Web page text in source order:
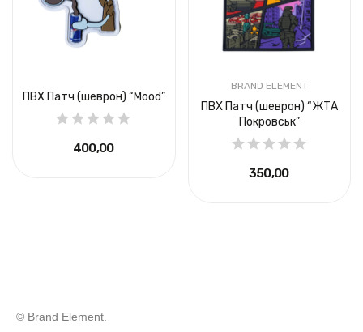
ПВХ Патч (шеврон) “Mood”
400,00 ₴
BRAND ELEMENT
ПВХ Патч (шеврон) “ЖТА
Покровськ”
350,00 ₴
© Brand Element.